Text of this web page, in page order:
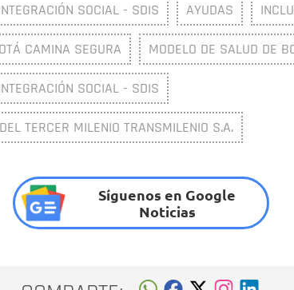
SOCIAL - SDIS AYUDAS
CAMINA SEGURA MODELO DE SALUD DE
SOCIAL - SDIS
TERCER MILENIO TRANSMILENIO S.A.
Síguenos en Google
Noticias